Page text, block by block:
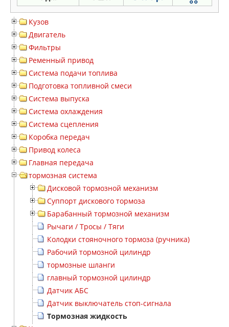
Кузов
Двигатель
Фильтры
Ременный привод
Система подачи топлива
Подготовка топливной смеси
Система выпуска
Система охлаждения
Система сцепления
Коробка передач
Привод колеса
Главная передача
тормозная система
Дисковой тормозной механизм
Суппорт дискового тормоза
Барабанный тормозной механизм
Рычаги / Тросы / Тяги
Колодки стояночного тормоза (ручника)
Рабочий тормозной цилиндр
тормозные шланги
главный тормозной цилиндр
Датчик АБС
Датчик выключатель стоп-сигнала
Тормозная жидкость